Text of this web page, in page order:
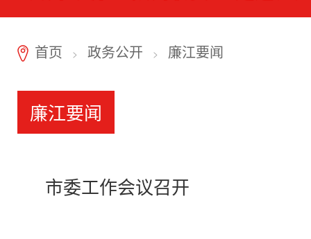
7 首页 > 政务公开 > 廉江要闻
廉江要闻
市委工作会议召开